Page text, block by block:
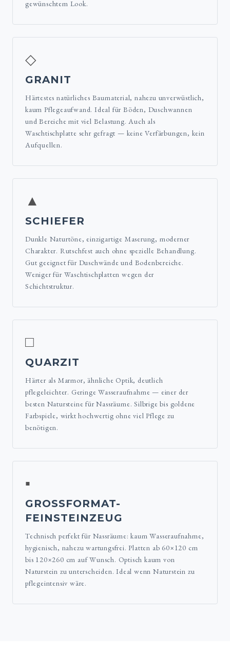
gewünschtem Look.
◇
GRANIT
Härtestes natürliches Baumaterial, nahezu unverwüstlich,
kaum Pflegeaufwand. Ideal für Böden, Duschwannen
und Bereiche mit viel Belastung. Auch als
Waschtischplatte sehr gefragt — keine Verfärbungen, kein
Aufquellen.
▲
SCHIEFER
Dunkle Naturtöne, einzigartige Maserung, moderner
Charakter. Rutschfest auch ohne spezielle Behandlung.
Gut geeignet für Duschwände und Bodenbereiche.
Weniger für Waschtischplatten wegen der
Schichtstruktur.
□
QUARZIT
Härter als Marmor, ähnliche Optik, deutlich
pflegeleichter. Geringe Wasseraufnahme — einer der
besten Natursteine für Nassräume. Silbrige bis goldene
Farbspiele, wirkt hochwertig ohne viel Pflege zu
benötigen.
▪
GROSSFORMAT-F
EINSTEINZEUG
Technisch perfekt für Nassräume: kaum Wasseraufnahme,
hygienisch, nahezu wartungsfrei. Platten ab 60×120 cm
bis 120×260 cm auf Wunsch. Optisch kaum von
Naturstein zu unterscheiden. Ideal wenn Naturstein zu
pflegeintensiv wäre.